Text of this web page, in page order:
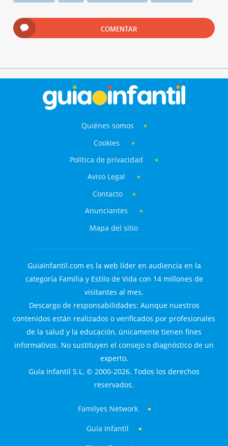
COMENTAR
Quiénes somos
Cookies
Política de privacidad
Aviso Legal
Contacto
Anunciantes
Mapa del sitio
GuiaInfantil.com es la web líder en audiencia en la
categoría Familia y Estilo de Vida con 14 millones de
visitantes al mes.
Descargo de responsabilidades: Aunque nuestros
contenidos están realizados o verificados por profesionales
de la salud y la educación, únicamente tienen fines
informativos. No sustituyen el consejo o diagnóstico de un
experto.
Guía Infantil S.L. © 2000-2026. Todos los derechos
reservados.
Familyes Network
Guía Infantil